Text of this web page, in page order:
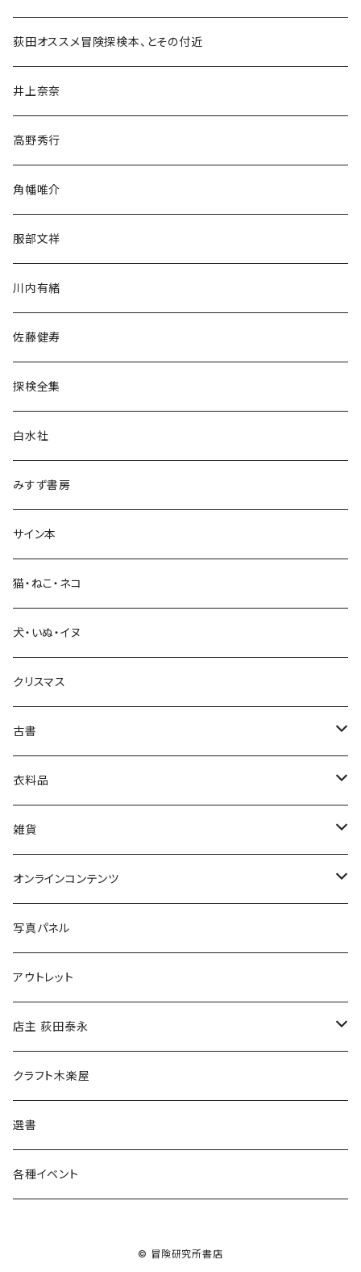
和書
文学・小説・物語
随筆・ノンフィクション・その他
民族・風習
言語・ことば
生活・暮らし
芸術・絵画・写真
絵本・児童書
娯楽・エンターテインメント
荻田オススメ冒険探検本、とその付近
井上奈奈
高野秀行
角幡唯介
服部文祥
川内有緒
佐藤健寿
探検全集
白水社
みすず書房
サイン本
猫・ねこ・ネコ
犬・いぬ・イヌ
クリスマス
古書
古書セット
美術
衣料品
POLEWARDS
Tシャツ
雑貨
バッグ
ブックカバー
マグカップ
傘
食料品
その他
オンラインコンテンツ
冒険クロストーク
写真パネル
アウトレット
店主 荻田泰永
書籍
ウェア
クラフト木楽屋
選書
各種イベント
© 冒険研究所書店